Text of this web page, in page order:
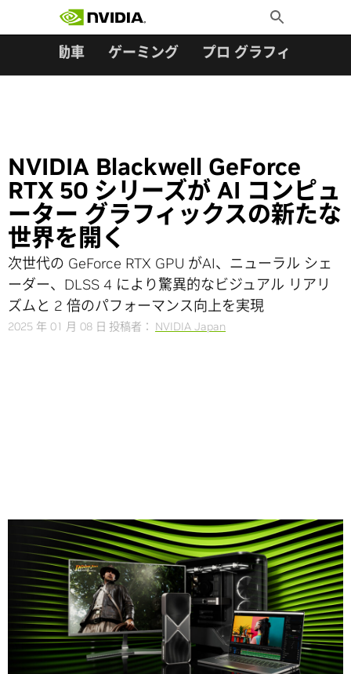
Toggle
Search
自動車 ゲーミング プロ グラフィックス
NVIDIA Blackwell GeForce
RTX 50 シリーズが AI コンピュ
ーター グラフィックスの新たな
世界を開く
次世代の GeForce RTX GPU がAI、ニューラル シェ
ーダー、DLSS 4 により驚異的なビジュアル リアリ
ズムと 2 倍のパフォーマンス向上を実現
2025 年 01 月 08 日 投稿者： NVIDIA Japan
Share
【プレス リリース】ラスベガス – CES – 2025 年 1 月 6 日 –